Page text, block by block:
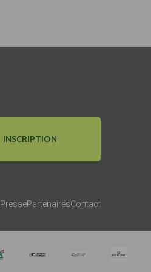
INSCRIPTION
PressePartenairesContact